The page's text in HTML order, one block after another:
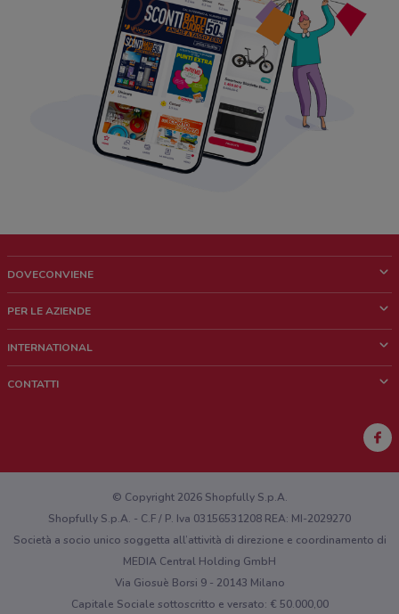
DOVECONVIENE
Chi siamo
Lavora con noi
PER LE AZIENDE
Richieste commerciali e marketing
INTERNATIONAL
CONTATTI
Hai un malfunzionamento sul web o sull'app?
© Copyright 2026 Shopfully S.p.A.
Shopfully S.p.A. - C.F / P. Iva 03156531208 REA: MI-2029270
Società a socio unico soggetta all’attività di direzione e coordinamento di
MEDIA Central Holding GmbH
Via Giosuè Borsi 9 - 20143 Milano
Capitale Sociale sottoscritto e versato: € 50.000,00